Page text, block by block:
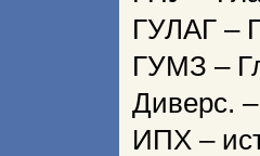
ГУЛАГ –
ГУМЗ –
Диверс.
ИПХ –